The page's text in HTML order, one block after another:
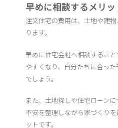
早めに相談するメリッ
注文住宅の費用は、土地や建
ります。
早めに住宅会社へ相談するこ
やすくなり、自分たちに合っ
でしょう。
また、土地探しや住宅ローンに
不安を整理しながら家づくり
ットです。